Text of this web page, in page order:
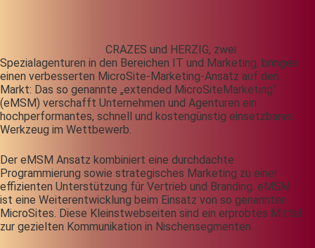
CRAZES und HERZIG, zwei
Spezialagenturen in den Bereichen IT und Marketing, bringen
einen verbesserten MicroSite-Marketing-Ansatz auf den
Markt: Das so genannte „extended MicroSiteMarketing“
(eMSM) verschafft Unternehmen und Agenturen ein
hochperformantes, schnell und kostengünstig einsetzbares
Werkzeug im Wettbewerb.
Der eMSM Ansatz kombiniert eine durchdachte
Programmierung sowie strategisches Marketing zu einer
effizienten Unterstützung für Vertrieb und Branding. eMSM
ist eine Weiterentwicklung beim Einsatz von so genannten
MicroSites. Diese Kleinstwebseiten sind ein erprobtes Mittel
zur gezielten Kommunikation in Nischensegmenten.